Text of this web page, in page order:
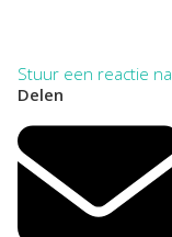
Stuur een reactie
Delen